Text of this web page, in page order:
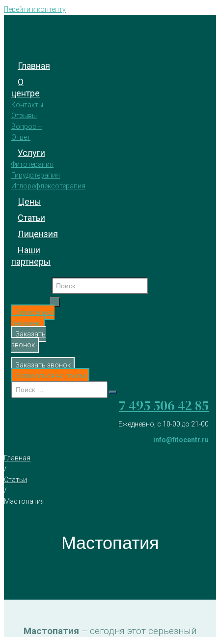
Перейти к контенту
Главная
О
центре
Контакты
Отзывы
Вопрос –
Ответ
Услуги
Фитотерапия
Гирудотерапия
Иглорефлексотерапия
Цены
Статьи
Лицензия
Наши
партнеры
Записаться
на прием
Заказать
звонок
Заказать звонок
Записаться на прием
7 495 506 42 85
Ежедневно, с 10-00 до 21-00
info@fitocentr.ru
Главная
/
Статьи
/
Мастопатия
Мастопатия
Мастопатия – сегодня этот серьезный